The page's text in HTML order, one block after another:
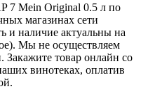
7 Mein Original 0.5 л по
магазинах сети
и наличие актуальны на
Мы не осуществляем
Закажите товар онлайн со
винотеках, оплатив